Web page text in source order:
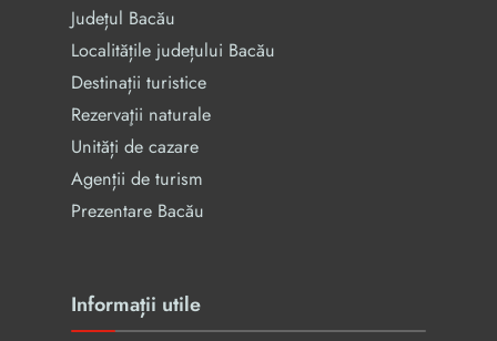
Județul Bacău
Localitățile județului Bacău
Destinații turistice
Rezervaţii naturale
Unități de cazare
Agenții de turism
Prezentare Bacău
Informații utile